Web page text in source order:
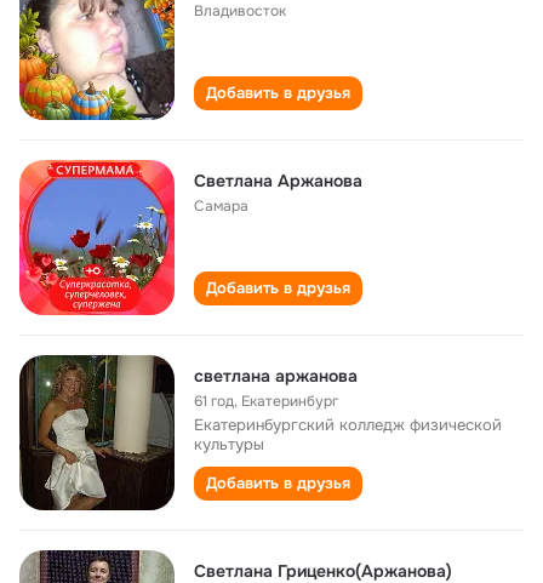
Владивосток
Добавить в друзья
Светлана Аржанова
Самара
Добавить в друзья
светлана аржанова
61 год, Екатеринбург
Екатеринбургский колледж физической
культуры
Добавить в друзья
Светлана Гриценко(Аржанова)